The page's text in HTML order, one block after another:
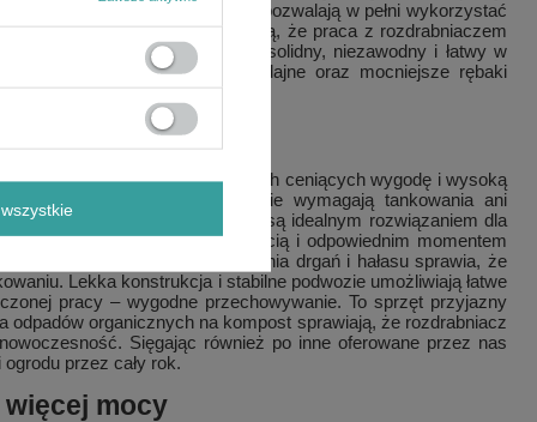
objętość odpadów i pozwalają w pełni wykorzystać
systemy zabezpieczeń sprawiają, że praca z rozdrabniaczem
o długiej eksploatacji – solidny, niezawodny i łatwy w
Stihl – ekologiczne, ciche i wydajne oraz mocniejsze rębaki
wydajność
z myślą o użytkownikach ceniących wygodę i wysoką
napędowi elektrycznemu nie wymagają tankowania ani
rozdrabniacze do gałęzi Stihl są idealnym rozwiązaniem dla
się wysoką wydajnością i odpowiednim momentem
technologii tłumienia drgań i hałasu sprawia, że
Lekka konstrukcja i stabilne podwozie umożliwiają łatwe
pracy – wygodne przechowywanie. To sprzęt przyjazny
organicznych na kompost sprawiają, że rozdrabniacz
Sięgając również po inne oferowane przez nas
przez cały rok.
mocy